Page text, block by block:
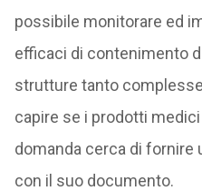
possibile monitorare ed
efficaci di contenimento
strutture tanto
capire se i prodotti
domanda cerca di fornire
con il suo documento.